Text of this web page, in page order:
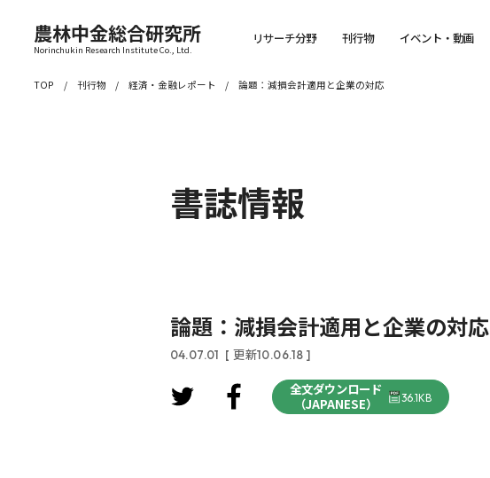
農林中金総合研究所
Norinchukin Research Institute Co., Ltd.
リサーチ分野 刊行物 イベント・動画
TOP 刊行物 経済・金融レポート 論題：減損会計適用と企業の対応
書誌情報
論題：減損会計適用と企業の対応
04.07.01 [ 更新10.06.18 ]
全文ダウンロード
（JAPANESE）
36.1KB